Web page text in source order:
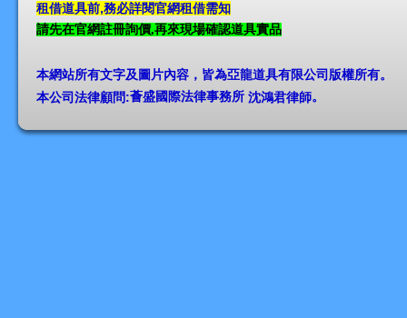
租借道具前,務必詳閱官網租借需知
請先在官網註冊詢價,再來現場確認道具實品
本網站所有文字及圖片內容，皆為亞龍道具有限公司版權所有。
本公司法律顧問:薈盛國際法律事務所 沈鴻君律師。